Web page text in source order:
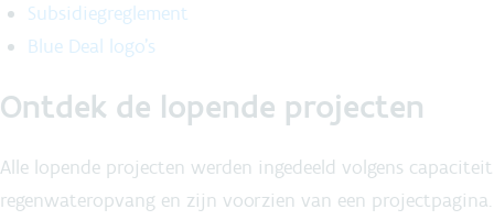
Subsidiegreglement
Blue Deal logo's
Ontdek de lopende projecten
Alle lopende projecten werden ingedeeld volgens capaciteit
regenwateropvang en zijn voorzien van een projectpagina.